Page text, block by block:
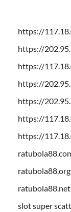
https://
https://
https://
https://
https://
https://
https://
ratubola88.org
ratubola88.net
slot super